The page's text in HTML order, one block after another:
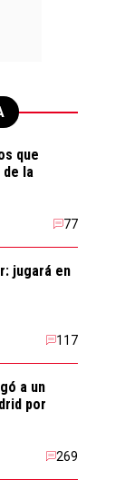
que
la
77
jugará en
117
a un
por
269